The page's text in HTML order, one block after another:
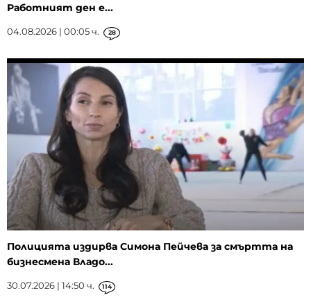
Работният ден е...
04.08.2026 | 00:05 ч. 28
Полицията издирва Симона Пейчева за смъртта на
бизнесмена Владо...
30.07.2026 | 14:50 ч. 114